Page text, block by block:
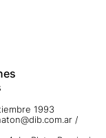
1993
/